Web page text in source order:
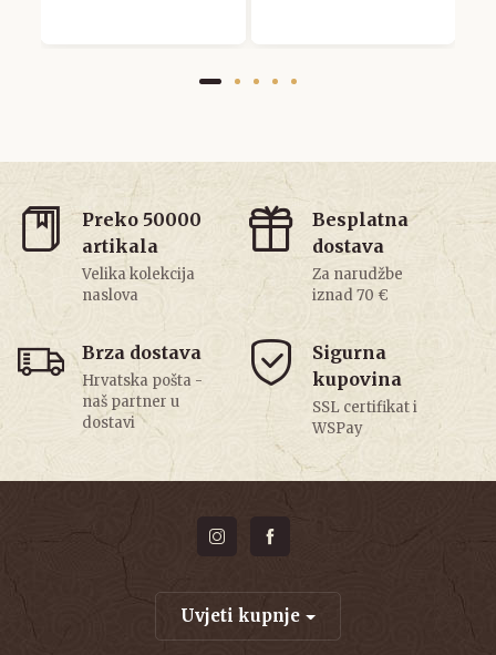
Preko 50000
artikala
Velika kolekcija
naslova
Besplatna
dostava
Za narudžbe
iznad 70 €
Brza dostava
Hrvatska pošta -
naš partner u
dostavi
Sigurna
kupovina
SSL certifikat i
WSPay
Uvjeti kupnje